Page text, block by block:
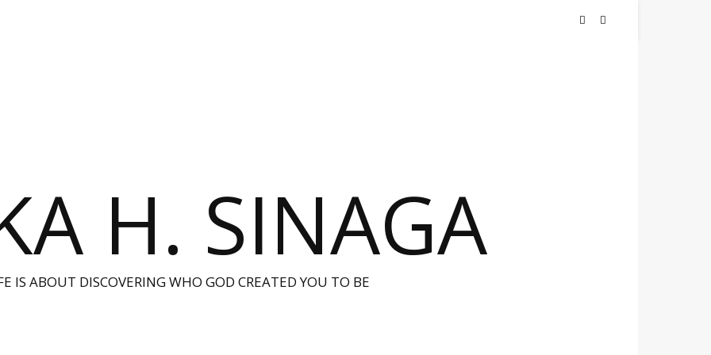
H. SINAGA
IS ABOUT DISCOVERING WHO GOD CREATED YOU TO BE